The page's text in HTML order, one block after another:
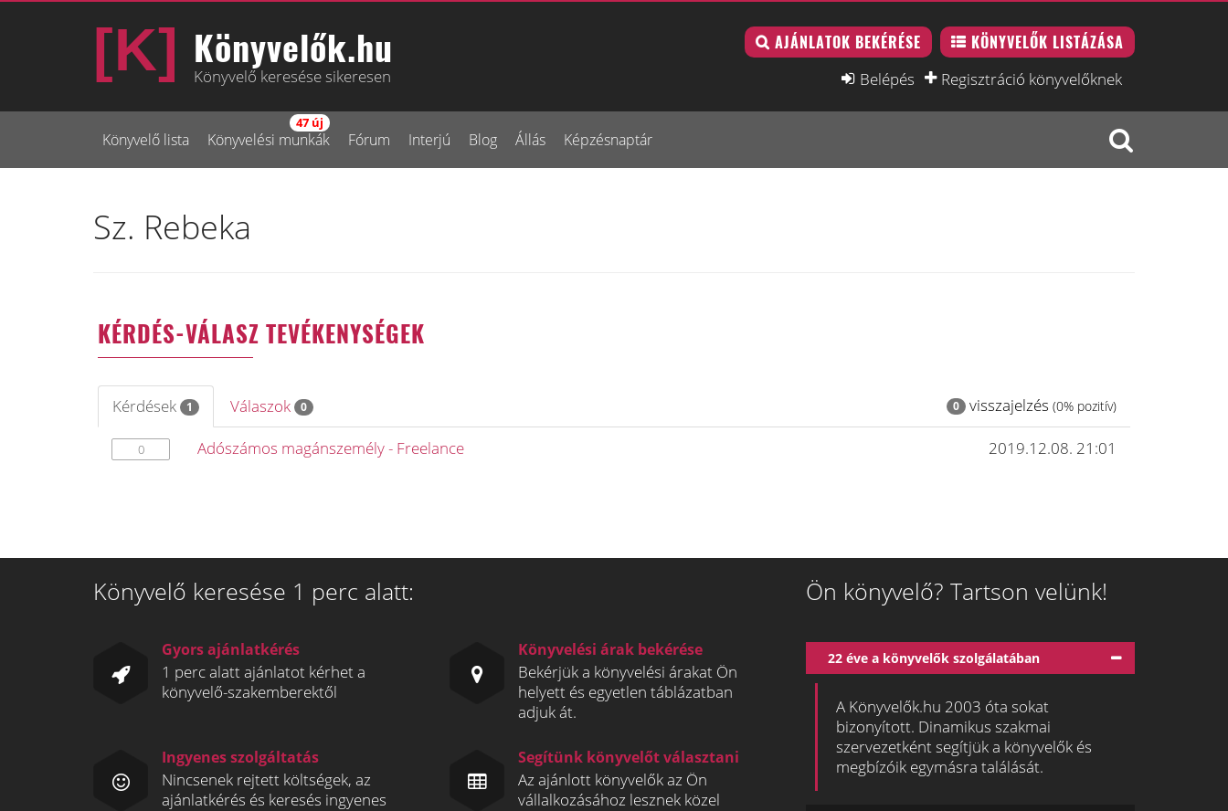
Könyvelők.hu
Könyvelő keresése sikeresen
AJÁNLATOK BEKÉRÉSE KÖNYVELŐK LISTÁZÁSA
Belépés Regisztráció könyvelőknek
Könyvelő lista Könyvelési munkák
47 új
Fórum Interjú Blog Állás Képzésnaptár
Sz. Rebeka
KÉRDÉS-VÁLASZ TEVÉKENYSÉGEK
Kérdések 1 Válaszok 0 0 visszajelzés (0% pozitív)
0 Adószámos magánszemély - Freelance 2019.12.08. 21:01
Könyvelő keresése 1 perc alatt:
Gyors ajánlatkérés
1 perc alatt ajánlatot kérhet a
könyvelő-szakemberektől
Könyvelési árak bekérése
Bekérjük a könyvelési árakat Ön
helyett és egyetlen táblázatban
adjuk át.
Ingyenes szolgáltatás
Nincsenek rejtett költségek, az
ajánlatkérés és keresés ingyenes
Segítünk könyvelőt választani
Az ajánlott könyvelők az Ön
vállalkozásához lesznek közel
Ön könyvelő? Tartson velünk!
22 éve a könyvelők szolgálatában
A Könyvelők.hu 2003 óta sokat
bizonyított. Dinamikus szakmai
szervezetként segítjük a könyvelők és
megbízóik egymásra találását.